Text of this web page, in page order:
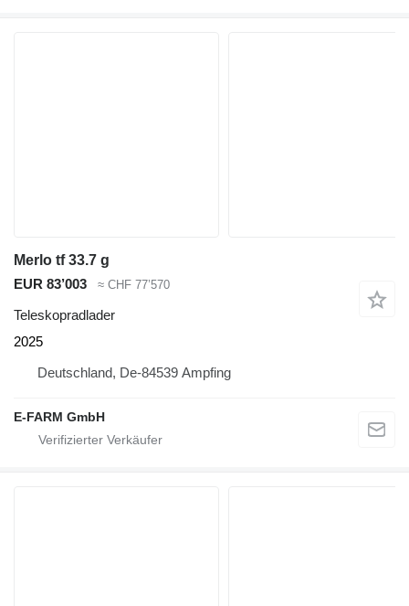
Merlo tf 33.7 g
EUR 83’003
≈ CHF 77’570
Teleskopradlader
2025
Deutschland, De-84539 Ampfing
E-FARM GmbH